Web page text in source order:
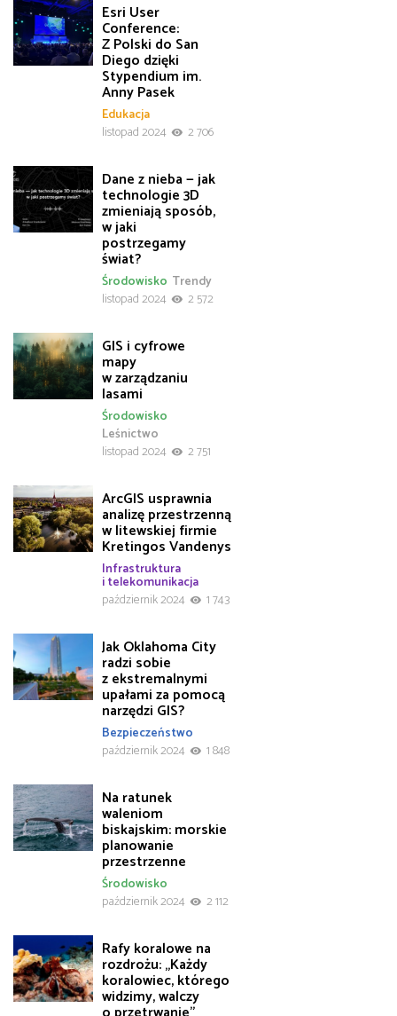
Esri User
Conference:
Z Polski do San
Diego dzięki
Stypendium im.
Anny Pasek
Edukacja
listopad 2024
2 706
Dane z nieba — jak
technologie 3D
zmieniają sposób,
w jaki
postrzegamy
świat?
Środowisko Trendy
listopad 2024
2 572
GIS i cyfrowe
mapy
w zarządzaniu
lasami
Leśnictwo
Środowisko
listopad 2024
2 751
ArcGIS usprawnia
analizę przestrzenną
w litewskiej firmie
Kretingos Vandenys
Infrastruktura
i telekomunikacja
październik 2024
1 743
Jak Oklahoma City
radzi sobie
z ekstremalnymi
upałami za pomocą
narzędzi GIS?
Bezpieczeństwo
październik 2024
1 848
Na ratunek
waleniom
biskajskim: morskie
planowanie
przestrzenne
Środowisko
październik 2024
2 112
Rafy koralowe na
rozdrożu: „Każdy
koralowiec, którego
widzimy, walczy